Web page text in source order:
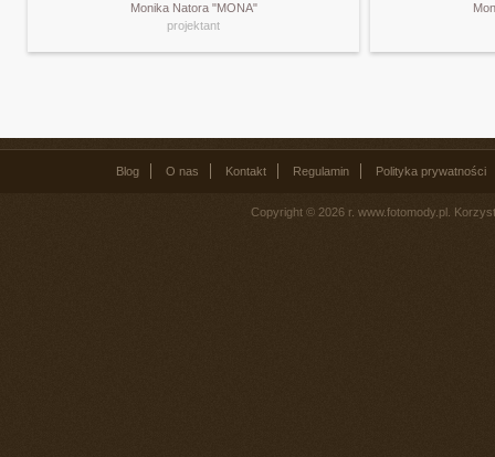
Monika Natora "MONA"
projektant
Blog O nas Kontakt Regulamin Polityka prywatności
Copyright © 2026 r. www.fotomody.pl.